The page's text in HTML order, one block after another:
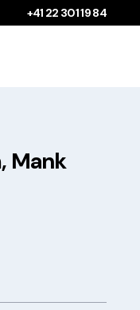
+41 22 301 19 84
Mank